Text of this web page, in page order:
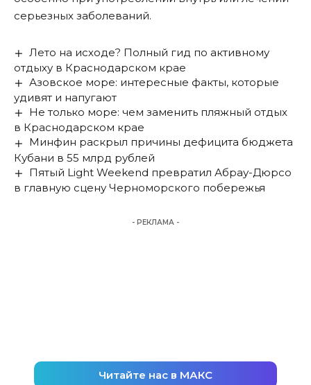
серьезных заболеваний.
Лето на исходе? Полный гид по активному
отдыху в Краснодарском крае
Азовское море: интересные факты, которые
удивят и напугают
Не только море: чем заменить пляжный отдых
в Краснодарском крае
Минфин раскрыл причины дефицита бюджета
Кубани в 55 млрд рублей
Пятый Light Weekend превратил Абрау-Дюрсо
в главную сцену Черноморского побережья
- РЕКЛАМА -
Читайте нас в МАКС